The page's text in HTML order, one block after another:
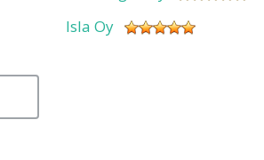
Isla Oy